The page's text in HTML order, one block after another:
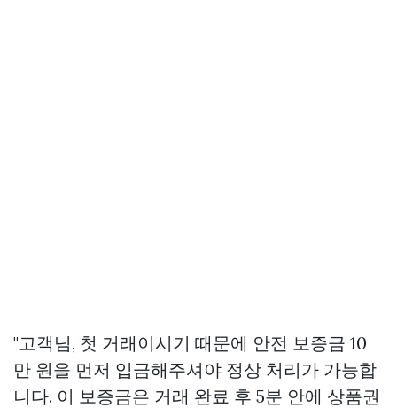
"고객님, 첫 거래이시기 때문에 안전 보증금 10
만 원을 먼저 입금해주셔야 정상 처리가 가능합
니다. 이 보증금은 거래 완료 후 5분 안에 상품권